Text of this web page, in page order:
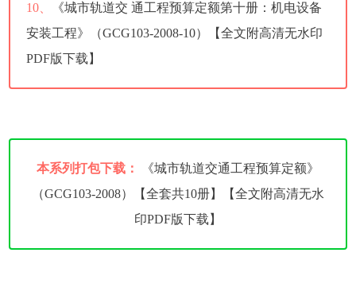
10、
《城市轨道交 通工程预算定额第十册：机电设备
安装工程》（GCG103-2008-10）【全文附高清无水印
PDF版下载】
本系列打包下载：
《城市轨道交通工程预算定额》
（GCG103-2008）【全套共10册】【全文附高清无水
印PDF版下载】